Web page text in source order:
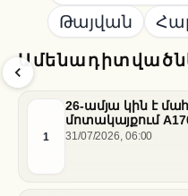
1
26-ամյա կին է
մոտակայքում
տեղի ունեցած
31/07/2026, 06:00
Թայվան